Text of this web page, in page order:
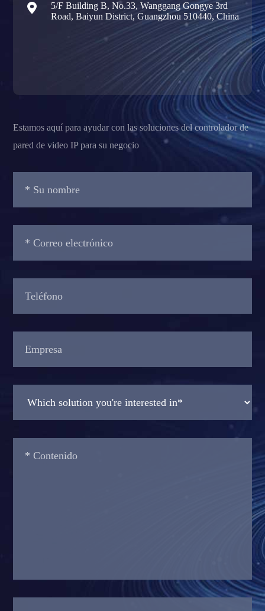
Estamos aquí para ayudar con las soluciones del controlador de
pared de video IP para su negocio

5/F Building B, No.33, Wanggang Gongye 3rd
Road, Baiyun District, Guangzhou 510440, China